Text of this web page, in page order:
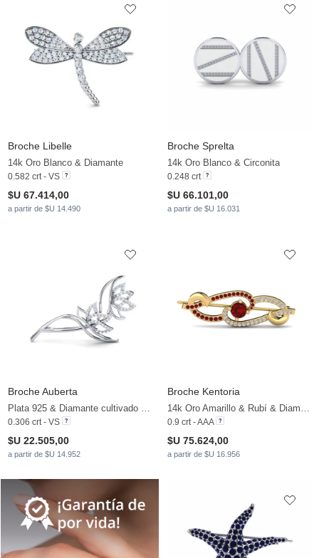
Broche Libelle
14k Oro Blanco & Diamante
0.582 crt - VS
$U 67.414,00
a partir de $U 14.490
Broche Sprelta
14k Oro Blanco & Circonita
0.248 crt
$U 66.101,00
a partir de $U 16.031
Broche Auberta
Plata 925 & Diamante cultivado en laboratorio
0.306 crt - VS
$U 22.505,00
a partir de $U 14.952
Broche Kentoria
14k Oro Amarillo & Rubí & Diamante
0.9 crt - AAA
$U 75.624,00
a partir de $U 16.956